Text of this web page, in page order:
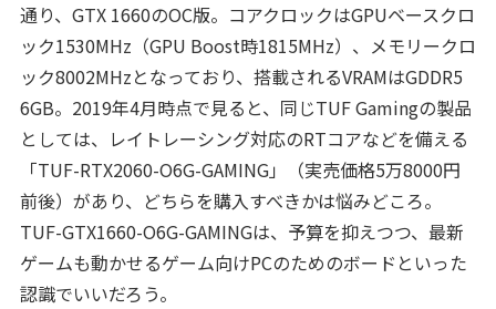
通り、GTX 1660のOC版。コアクロックはGPUベースクロ
ック1530MHz（GPU Boost時1815MHz）、メモリークロ
ック8002MHzとなっており、搭載されるVRAMはGDDR5
6GB。2019年4月時点で見ると、同じTUF Gamingの製品
としては、レイトレーシング対応のRTコアなどを備える
「TUF-RTX2060-O6G-GAMING」（実売価格5万8000円
前後）があり、どちらを購入すべきかは悩みどころ。
TUF-GTX1660-O6G-GAMINGは、予算を抑えつつ、最新
ゲームも動かせるゲーム向けPCのためのボードといった
認識でいいだろう。